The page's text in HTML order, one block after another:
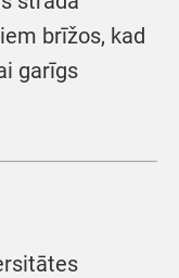
brīžos, kad
garīgs